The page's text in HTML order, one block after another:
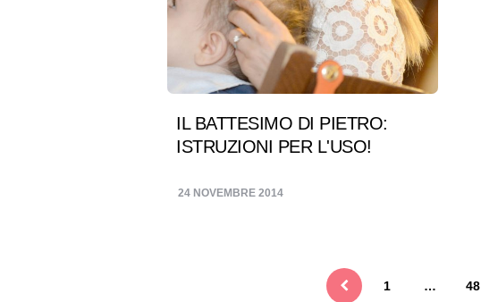
IL BATTESIMO DI PIETRO:
ISTRUZIONI PER L'USO!
24 NOVEMBRE 2014
1 … 48